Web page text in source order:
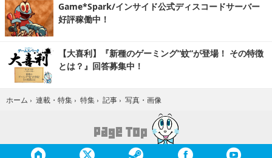
Game*Spark/インサイド公式ディスコードサーバー
好評稼働中！
【大喜利】『新種のゲーミング“蚊”が登場！ その特徴
とは？』回答募集中！
ホーム › 連載・特集 › 特集 › 記事 › 写真・画像